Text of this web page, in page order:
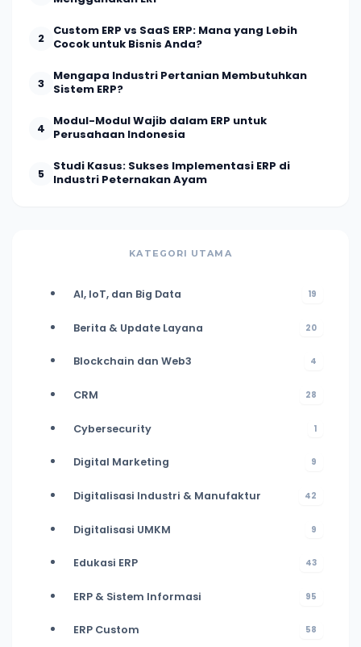
2
Custom ERP vs SaaS ERP: Mana yang Lebih
Cocok untuk Bisnis Anda?
3
Mengapa Industri Pertanian Membutuhkan
Sistem ERP?
4
Modul-Modul Wajib dalam ERP untuk
Perusahaan Indonesia
5
Studi Kasus: Sukses Implementasi ERP di
Industri Peternakan Ayam
KATEGORI UTAMA
AI, IoT, dan Big Data 19
Berita & Update Layana 20
Blockchain dan Web3 4
CRM 28
Cybersecurity 1
Digital Marketing 9
Digitalisasi Industri & Manufaktur 42
Digitalisasi UMKM 9
Edukasi ERP 43
ERP & Sistem Informasi 95
ERP Custom 58